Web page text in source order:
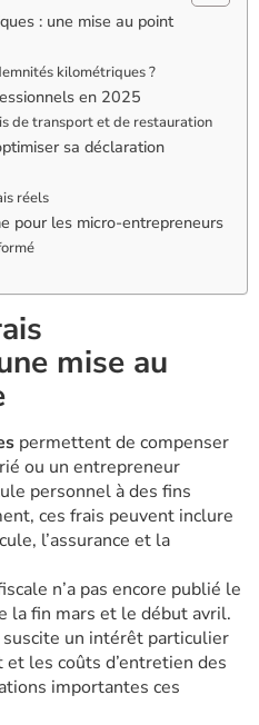
: une mise au point
kilométriques ?
en 2025
de transport et de restauration
sa déclaration
réels
pour les micro-entrepreneurs
mise au
permettent de compenser
ou un entrepreneur
personnel à des fins
ces frais peuvent inclure
l’assurance et la
n’a pas encore publié le
la fin mars et le début avril.
un intérêt particulier
les coûts d’entretien des
importantes ces